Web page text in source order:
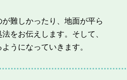
難しかったり、地面が平ら
をお伝えします。そして、
うになっていきます。